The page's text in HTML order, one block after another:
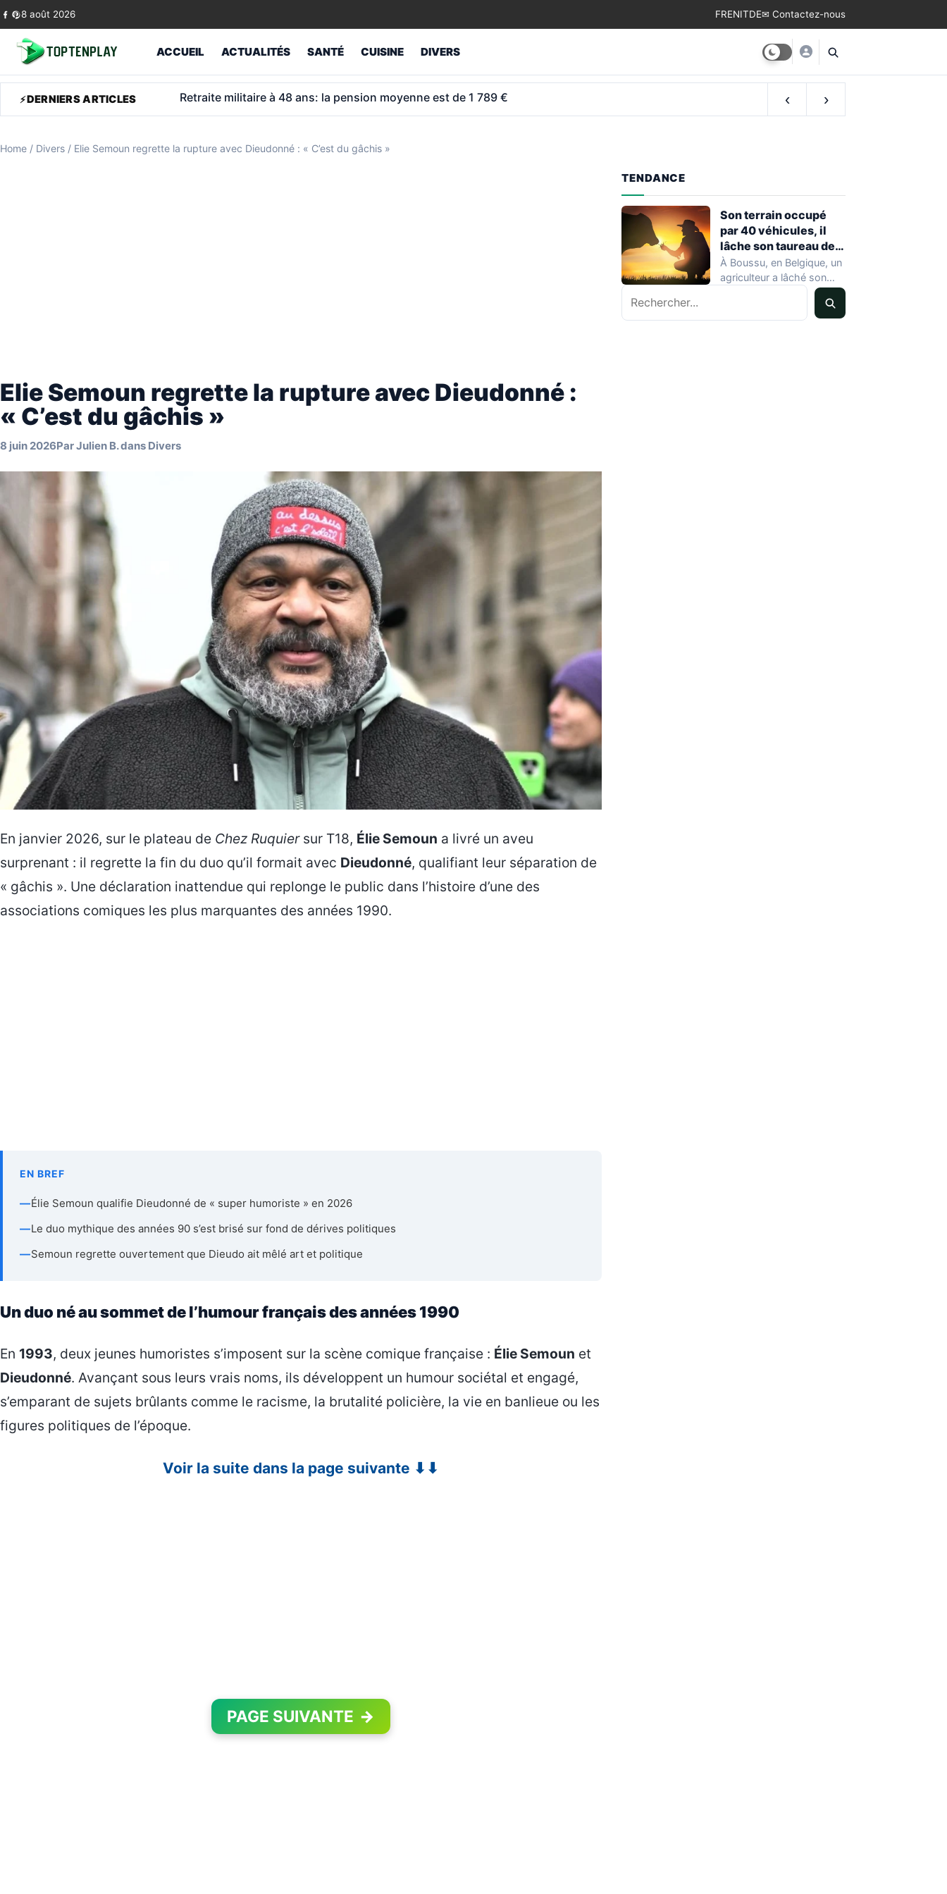
Skip to content
8 août 2026 FRENITDE✉ Contactez-nous
ACCUEIL ACTUALITÉS SANTÉ CUISINE DIVERS
DERNIERS ARTICLES Retraite militaire à 48 ans: la pension moyenne est de 1 789 € ‹ ›
Home / Divers / Elie Semoun regrette la rupture avec Dieudonné : « C’est du gâchis »
Elie Semoun regrette la rupture avec Dieudonné :
« C’est du gâchis »
8 juin 2026ParJulien B.dans Divers
En janvier 2026, sur le plateau de Chez Ruquiersur T18, Élie Semoun a livré un aveu
surprenant : il regrette la fin du duo qu’il formait avec Dieudonné, qualifiant leur séparation de
« gâchis ». Une déclaration inattendue qui replonge le public dans l’histoire d’une des
associations comiques les plus marquantes des années 1990.
EN BREF
—Élie Semoun qualifie Dieudonné de « super humoriste » en 2026
—Le duo mythique des années 90 s’est brisé sur fond de dérives politiques
—Semoun regrette ouvertement que Dieudo ait mêlé art et politique
Un duo né au sommet de l’humour français des années 1990
En 1993, deux jeunes humoristes s’imposent sur la scène comique française : Élie Semoun et
Dieudonné. Avançant sous leurs vrais noms, ils développent un humour sociétal et engagé,
s’emparant de sujets brûlants comme le racisme, la brutalité policière, la vie en banlieue ou les
figures politiques de l’époque.
Voir la suite dans la page suivante ⬇⬇
PAGE SUIVANTE →
TENDANCE
Son terrain occupé
par 40 véhicules, il
lâche son taureau de
800 kg
À Boussu, en Belgique, un
agriculteur a lâché son
taureau de 800 kilos sur…